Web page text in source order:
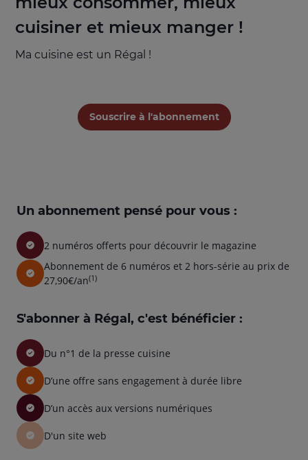
cuisiner et mieux manger !
Ma cuisine est un Régal !
Souscrire à l'abonnement
Un abonnement pensé pour vous :
2 numéros offerts pour découvrir le magazine
Abonnement de 6 numéros et 2 hors-série au prix de
27,90€/an(1)
S'abonner à Régal, c'est bénéficier :
Du n°1 de la presse cuisine
D’une offre sans engagement à durée libre
D’un accès aux versions numériques
D'un site web